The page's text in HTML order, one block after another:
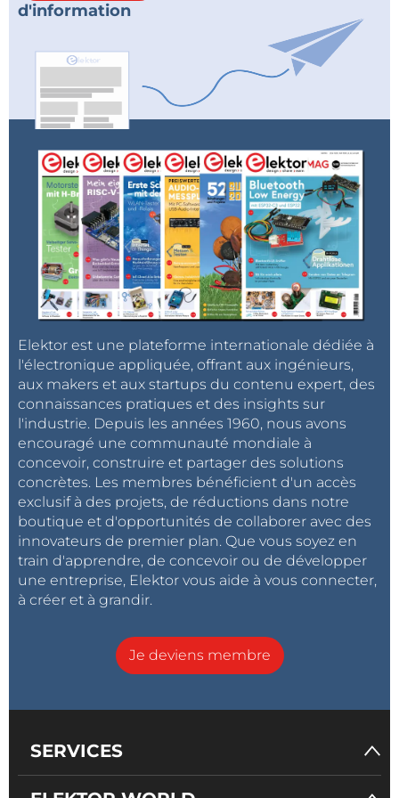
d'information
Elektor est une plateforme internationale dédiée à
l'électronique appliquée, offrant aux ingénieurs,
aux makers et aux startups du contenu expert, des
connaissances pratiques et des insights sur
l'industrie. Depuis les années 1960, nous avons
encouragé une communauté mondiale à
concevoir, construire et partager des solutions
concrètes. Les membres bénéficient d'un accès
exclusif à des projets, de réductions dans notre
boutique et d'opportunités de collaborer avec des
innovateurs de premier plan. Que vous soyez en
train d'apprendre, de concevoir ou de développer
une entreprise, Elektor vous aide à vous connecter,
à créer et à grandir.
Je deviens membre
SERVICES